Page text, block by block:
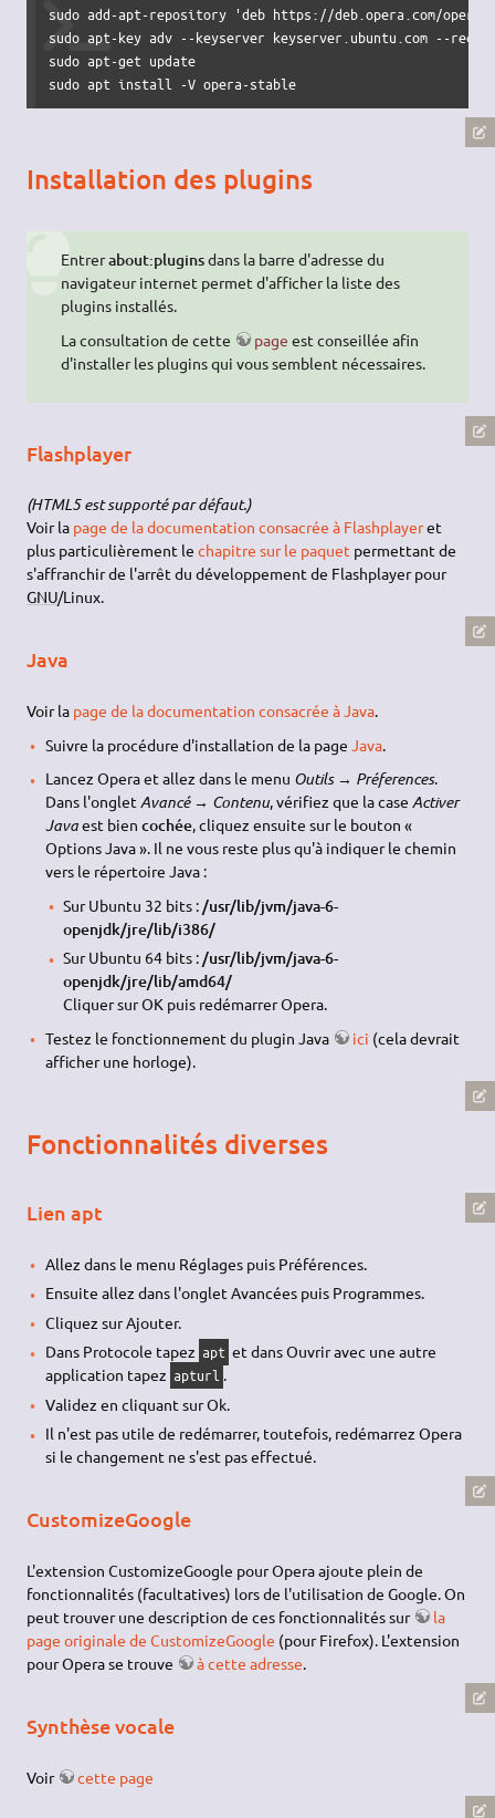
sudo add-apt-repository 'deb https://deb.opera.com/
sudo apt-key adv --keyserver keyserver.ubuntu.com --recv-
sudo apt-get update
sudo apt install -V opera-stable
Installation des plugins
Entrerabout:pluginsdans la barre d'adresse du
navigateur internet permet d'afficher la liste des
plugins installés.
La consultation de cette
page est conseillée afin
d'installer les plugins qui vous semblent nécessaires.
Flashplayer
(HTML5 est supporté par défaut.)
Voir la page de la documentation consacrée à Flashplayeret
plus particulièrement lechapitre sur le paquet permettant de
s'affranchir de l'arrêt du développement de Flashplayer pour
GNU/Linux.
Java
Voir la page de la documentation consacrée à Java.
Suivre la procédure d'installation de la page Java.
Lancez Opera et allez dans le menu Outils → Préferences.
Dans l'onglet Avancé → Contenu, vérifiez que la case Activer
Javaest bien cochée, cliquez ensuite sur le bouton «
Options Java ». Il ne vous reste plus qu'à indiquer le chemin
vers le répertoire Java :
Sur Ubuntu 32 bits :/usr/lib/jvm/java-6-
openjdk/jre/lib/i386/
Sur Ubuntu 64 bits :/usr/lib/jvm/java-6-
openjdk/jre/lib/amd64/
Cliquer sur OK puis redémarrer Opera.
Testez le fonctionnement du plugin Java
ici (cela devrait
afficher une horloge).
Fonctionnalités diverses
Lien apt
Allez dans le menu Réglages puis Préférences.
Ensuite allez dans l'onglet Avancées puis Programmes.
Cliquez sur Ajouter.
Dans Protocole tapez apt et dans Ouvrir avec une autre
application tapez apturl .
Validez en cliquant sur Ok.
Il n'est pas utile de redémarrer, toutefois, redémarrez Opera
si le changement ne s'est pas effectué.
CustomizeGoogle
L'extension CustomizeGoogle pour Opera ajoute plein de
fonctionnalités (facultatives) lors de l'utilisation de Google. On
peut trouver une description de ces fonctionnalités sur
la
page originale de CustomizeGoogle (pour Firefox). L'extension
pour Opera se trouve
à cette adresse.
Synthèse vocale
Voir cette page